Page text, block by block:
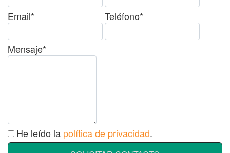
Email* Teléfono*
Mensaje*
He leído la política de privacidad.